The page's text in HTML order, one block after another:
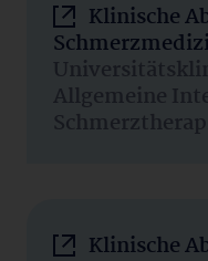
Klinische
Allgemeine
Klinische